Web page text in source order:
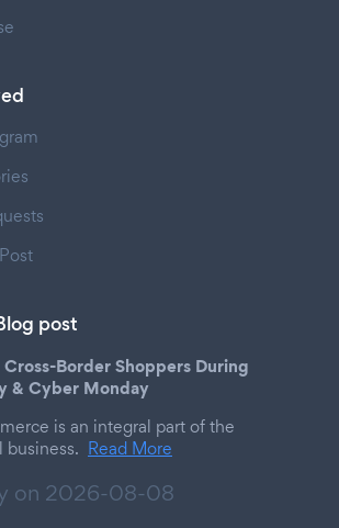
post
Border Shoppers During
& Cyber Monday
is an integral part of the
business. Read More
on 2026-08-08